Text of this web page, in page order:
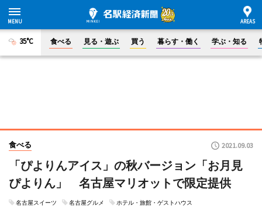
35°C 食べる 見る・遊ぶ 買う 暮らす・働く 学ぶ・知る
食べる 2021.09.03
「ぴよりんアイス」の秋バージョン「お月見
ぴよりん」 名古屋マリオットで限定提供
名古屋スイーツ 名古屋グルメ ホテル・旅館・ゲストハウス